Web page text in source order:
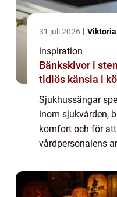
31 juli 2026
inspiration
Bänkskivor i sten hållbar funktion och
tidlös känsla i
Sjukhussängar
inom sjukvården,
komfort och för
vårdpersonalens